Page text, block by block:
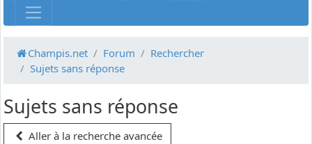
Champis.net Forum
Rechercher
Sujets sans réponse
Sujets sans réponse
Aller à la recherche avancée